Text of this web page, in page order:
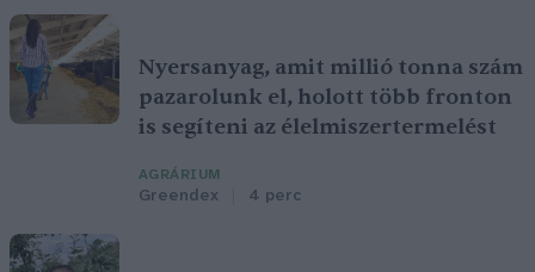
Nyersanyag, amit millió tonna szám
pazarolunk el, holott több fronton
is segíteni az élelmiszertermelést
AGRÁRIUM
Greendex 4 perc